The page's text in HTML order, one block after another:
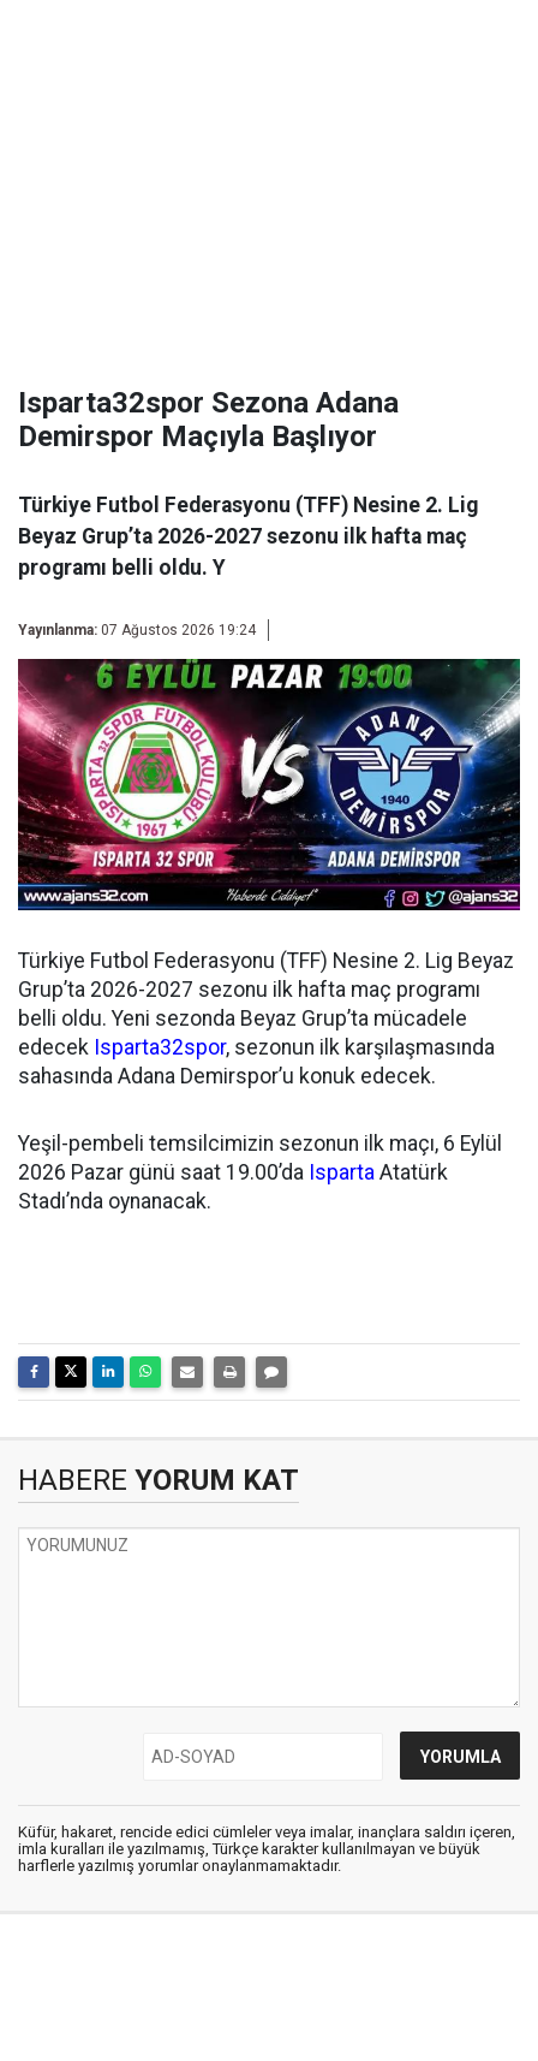
Isparta32spor Sezona Adana
Demirspor Maçıyla Başlıyor
Türkiye Futbol Federasyonu (TFF) Nesine 2. Lig
Beyaz Grup’ta 2026-2027 sezonu ilk hafta maç
programı belli oldu. Y
Yayınlanma: 07 Ağustos 2026 19:24
Türkiye Futbol Federasyonu (TFF) Nesine 2. Lig Beyaz
Grup’ta 2026-2027 sezonu ilk hafta maç programı
belli oldu. Yeni sezonda Beyaz Grup’ta mücadele
edecek Isparta32spor, sezonun ilk karşılaşmasında
sahasında Adana Demirspor’u konuk edecek.
Yeşil-pembeli temsilcimizin sezonun ilk maçı, 6 Eylül
2026 Pazar günü saat 19.00’da Isparta Atatürk
Stadı’nda oynanacak.
HABERE YORUM KAT
Küfür, hakaret, rencide edici cümleler veya imalar, inançlara saldırı içeren,
imla kuralları ile yazılmamış, Türkçe karakter kullanılmayan ve büyük
harflerle yazılmış yorumlar onaylanmamaktadır.